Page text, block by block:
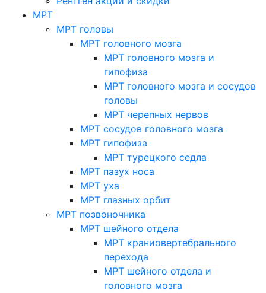
МРТ
МРТ головы
МРТ головного мозга
МРТ головного мозга и
гипофиза
МРТ головного мозга и сосудов
головы
МРТ черепных нервов
МРТ сосудов головного мозга
МРТ гипофиза
МРТ турецкого седла
МРТ пазух носа
МРТ уха
МРТ глазных орбит
МРТ позвоночника
МРТ шейного отдела
МРТ краниовертебрального
перехода
МРТ шейного отдела и
головного мозга